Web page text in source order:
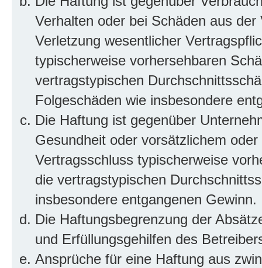
Verhalten oder bei Schäden aus
Verletzung wesentlicher
typischerweise vorhersehbaren
vertragstypischen
Folgeschäden wie insbesondere
Die Haftung ist gegenüber
Gesundheit oder vorsätzlichem
Vertragsschluss typischerweise
die vertragstypischen
insbesondere entgangenen Gewinn.
Die Haftungsbegrenzung der
und Erfüllungsgehilfen des
Ansprüche für eine Haftung aus